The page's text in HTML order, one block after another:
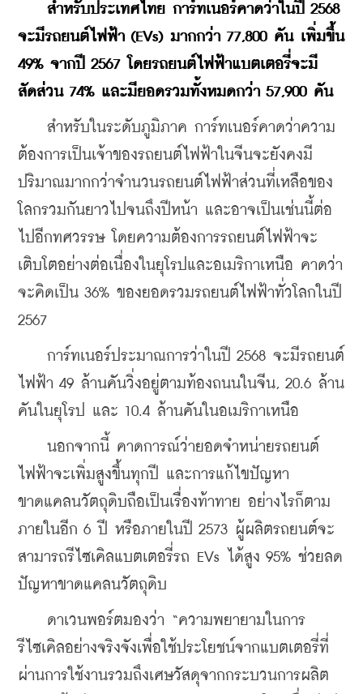
สำหรับประเทศไทย การ์ทเนอร์คาดว่าในปี 2568
จะมีรถยนต์ไฟฟ้า (EVs) มากกว่า 77,800 คัน เพิ่มขึ้น
49% จากปี 2567 โดยรถยนต์ไฟฟ้าแบตเตอรี่จะมี
สัดส่วน 74% และมียอดรวมทั้งหมดกว่า 57,900 คัน
สำหรับในระดับภูมิภาค การ์ทเนอร์คาดว่าความ
ต้องการเป็นเจ้าของรถยนต์ไฟฟ้าในจีนจะยังคงมี
ปริมาณมากกว่าจำนวนรถยนต์ไฟฟ้าส่วนที่เหลือของ
โลกรวมกันยาวไปจนถึงปีหน้า และอาจเป็นเช่นนี้ต่อ
ไปอีกทศวรรษ โดยความต้องการรถยนต์ไฟฟ้าจะ
เติบโตอย่างต่อเนื่องในยุโรปและอเมริกาเหนือ คาดว่า
จะคิดเป็น 36% ของยอดรวมรถยนต์ไฟฟ้าทั่วโลกในปี
2567
การ์ทเนอร์ประมาณการว่าในปี 2568 จะมีรถยนต์
ไฟฟ้า 49 ล้านคันวิ่งอยู่ตามท้องถนนในจีน, 20.6 ล้าน
คันในยุโรป และ 10.4 ล้านคันในอเมริกาเหนือ
นอกจากนี้ คาดการณ์ว่ายอดจำหน่ายรถยนต์
ไฟฟ้าจะเพิ่มสูงขึ้นทุกปี และการแก้ไขปัญหา
ขาดแคลนวัตถุดิบถือเป็นเรื่องท้าทาย อย่างไรก็ตาม
ภายในอีก 6 ปี หรือภายในปี 2573 ผู้ผลิตรถยนต์จะ
สามารถรีไซเคิลแบตเตอรี่รถ EVs ได้สูง 95% ช่วยลด
ปัญหาขาดแคลนวัตถุดิบ
ดาเวนพอร์ตมองว่า “ความพยายามในการ
รีไซเคิลอย่างจริงจังเพื่อใช้ประโยชน์จากแบตเตอรี่ที่
ผ่านการใช้งานรวมถึงเศษวัสดุจากกระบวนการผลิต